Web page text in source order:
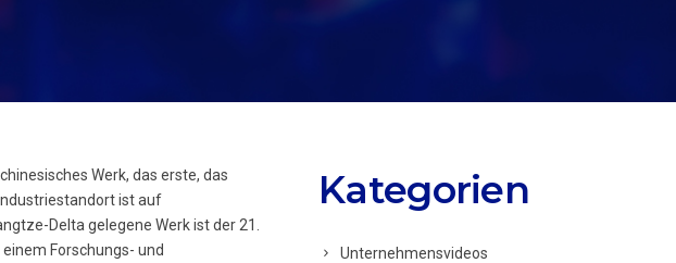
Werk, das erste, das
ist auf
Delta gelegene Werk ist der 21.
Forschungs- und
Kategorien
Unternehmensvideos